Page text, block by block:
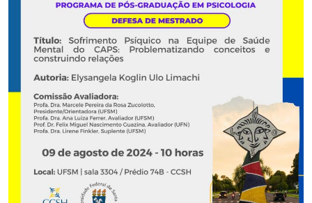
Ministério da Mulher, da Família e dos Direitos Humanos
Secretaria de Governo
Advocacia-Geral da União